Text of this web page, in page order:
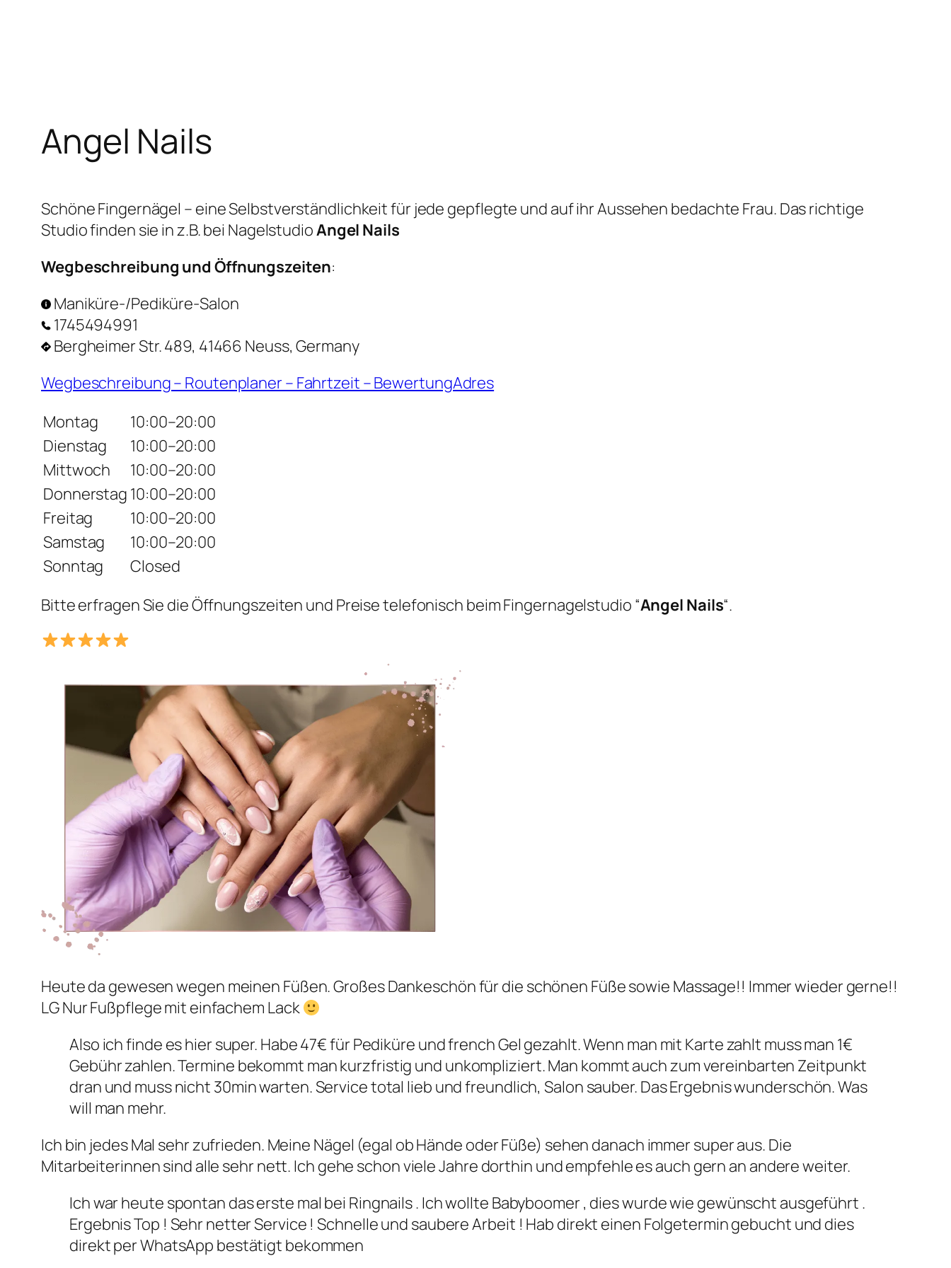
Angel Nails
Schöne Fingernägel – eine Selbstverständlichkeit für jede gepflegte und auf ihr Aussehen bedachte Frau. Das richtige
Studio finden sie in z.B. bei NagelstudioAngel Nails
Wegbeschreibung und Öffnungszeiten:
Maniküre-/Pediküre-Salon
1745494991
Bergheimer Str. 489, 41466 Neuss, Germany
Wegbeschreibung – Routenplaner – Fahrtzeit – BewertungAdres
Montag
10:00–20:00
Dienstag
10:00–20:00
Mittwoch
10:00–20:00
Donnerstag 10:00–20:00
Freitag
10:00–20:00
Samstag
10:00–20:00
Sonntag
Closed
Bitte erfragen Sie die Öffnungszeiten und Preise telefonisch beim Fingernagelstudio “Angel Nails“.
Heute da gewesen wegen meinen Füßen. Großes Dankeschön für die schönen Füße sowie Massage!! Immer wieder gerne!!
LG Nur Fußpflege mit einfachem Lack
Also ich finde es hier super. Habe 47€ für Pediküre und french Gel gezahlt. Wenn man mit Karte zahlt muss man 1€
Gebühr zahlen. Termine bekommt man kurzfristig und unkompliziert. Man kommt auch zum vereinbarten Zeitpunkt
dran und muss nicht 30min warten. Service total lieb und freundlich, Salon sauber. Das Ergebnis wunderschön. Was
will man mehr.
Ich bin jedes Mal sehr zufrieden. Meine Nägel (egal ob Hände oder Füße) sehen danach immer super aus. Die
Mitarbeiterinnen sind alle sehr nett. Ich gehe schon viele Jahre dorthin und empfehle es auch gern an andere weiter.
Ich war heute spontan das erste mal bei Ringnails . Ich wollte Babyboomer , dies wurde wie gewünscht ausgeführt .
Ergebnis Top ! Sehr netter Service ! Schnelle und saubere Arbeit ! Hab direkt einen Folgetermin gebucht und dies
direkt per WhatsApp bestätigt bekommen